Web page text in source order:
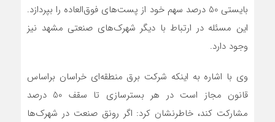
بایستی 50 درصد سهم خود از پست‌های فوق‌العاده را بپردازد.
این مسئله در ارتباط با دیگر شهرک‌های صنعتی مشهد نیز
وجود دارد.
وی با اشاره به اینکه شرکت برق منطقه‌ای خراسان براساس
قانون مجاز است در هر بسترسازی تا سقف 50 درصد
مشارکت کند، خاطرنشان کرد: اگر رونق صنعت در شهرک‌ها